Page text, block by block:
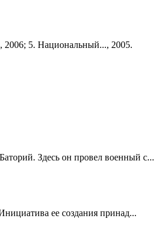
2006; 5. Национальный..., 2005.
Здесь он провел военный с...
ее создания принад...